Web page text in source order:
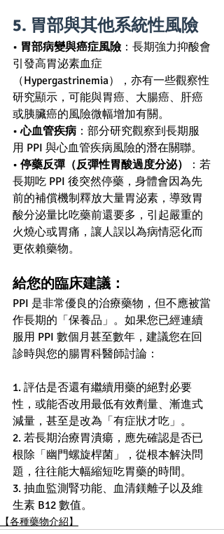
5. 胃部與其他系統性風險
• 胃部病變與癌症風險：長期強力抑酸會
引發高胃泌素血症
（Hypergastrinemia），亦有一些觀察性
研究顯示，可能與胃癌、大腸癌、肝癌
或胰臟癌的風險微幅增加有關。
• 心血管疾病 ：部分研究觀察到長期服
用 PPI 與心血管疾病風險的潛在關聯。
• 停藥反彈（反彈性胃酸過度分泌）
：若
長期吃 PPI 後突然停藥，身體會因為先
前的補償機制釋放大量胃泌素，導致胃
酸分泌量比吃藥前還要多，引起嚴重的
火燒心或胃痛，讓人誤以為病情惡化而
更依賴藥物。
給您的臨床建議：
PPI 是非常優良的治療藥物，但不應被當
作長期的「保養品」。如果您已經連續
服用 PPI 數個月甚至數年，建議您在回
診時與您的腸胃科醫師討論：
1. 評估是否還有繼續用藥的絕對必要
性，或能否改用最低有效劑量、漸進式
減量，甚至是改為「有症狀才吃」。
2. 若長期治療胃潰瘍，應先確認是否已
根除「幽門螺旋桿菌」，從根本解決問
題，往往能大幅縮短吃胃藥的時間。
3. 抽血監測腎功能、血清鎂離子以及維
生素 B12 數值。
【各種藥物介紹】